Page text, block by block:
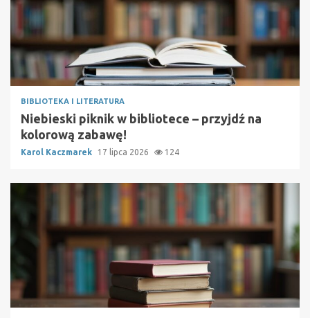
BIBLIOTEKA I LITERATURA
Niebieski piknik w bibliotece – przyjdź na
kolorową zabawę!
Karol Kaczmarek 17 lipca 2026 124